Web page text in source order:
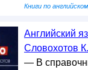
Книги по
Английский
Словохотов
— В